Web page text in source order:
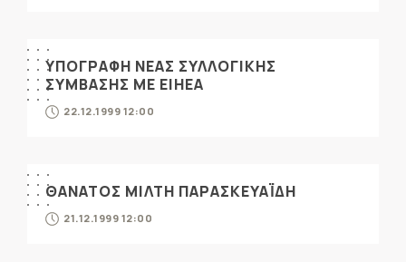
ΥΠΟΓΡΑΦΗ ΝΕΑΣ ΣΥΛΛΟΓΙΚΗΣ
ΣΥΜΒΑΣΗΣ ΜΕ ΕΙΗΕΑ
22.12.1999 12:00
ΘΑΝΑΤΟΣ ΜΙΛΤΗ ΠΑΡΑΣΚΕΥΑΪΔΗ
21.12.1999 12:00